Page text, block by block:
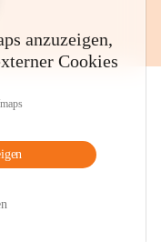
anzuzeigen,
Cookies